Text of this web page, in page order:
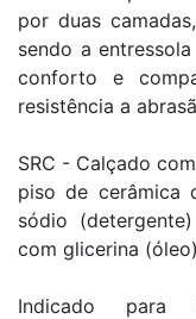
por duas
sendo a
conforto e
resistência a
SRC - Calçado
piso de cerâmica
sódio
com glicerina
Indicado para